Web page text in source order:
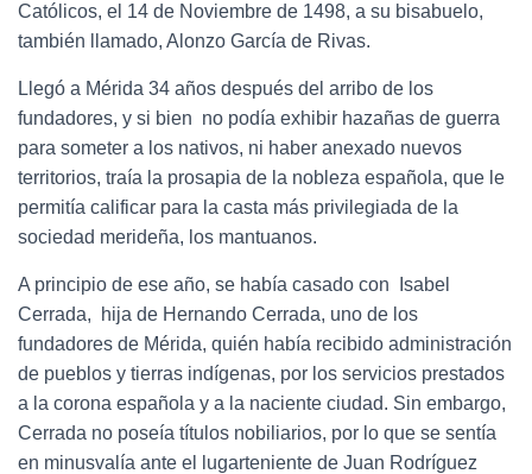
Católicos, el 14 de Noviembre de 1498, a su bisabuelo,
también llamado, Alonzo García de Rivas.
Llegó a Mérida 34 años después del arribo de los
fundadores, y si bien no podía exhibir hazañas de guerra
para someter a los nativos, ni haber anexado nuevos
territorios, traía la prosapia de la nobleza española, que le
permitía calificar para la casta más privilegiada de la
sociedad merideña, los mantuanos.
A principio de ese año, se había casado con Isabel
Cerrada, hija de Hernando Cerrada, uno de los
fundadores de Mérida, quién había recibido administración
de pueblos y tierras indígenas, por los servicios prestados
a la corona española y a la naciente ciudad. Sin embargo,
Cerrada no poseía títulos nobiliarios, por lo que se sentía
en minusvalía ante el lugarteniente de Juan Rodríguez